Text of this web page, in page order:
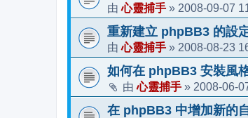
由心靈捕手 » 2008-09-07
重新建立 phpBB3 的設
由心靈捕手 » 2008-08-23
如何在 phpBB3 安裝風
由心靈捕手 » 2008-06-
在 phpBB3 中增加新的